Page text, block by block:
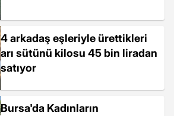
4 arkadaş eşleriyle ürettikleri
arı sütünü kilosu 45 bin liradan
satıyor
Bursa'da Kadınların